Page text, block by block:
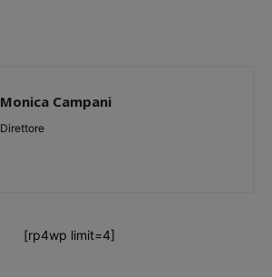
Monica Campani
Direttore
[rp4wp limit=4]